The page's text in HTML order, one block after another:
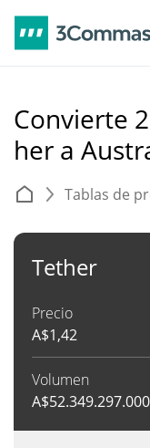
Convierte
her a
Tablas de
Tether
Precio
A$1,42
Volumen
A$52.349.297.000